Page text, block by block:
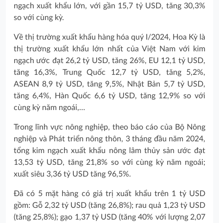
ngạch xuất khẩu lớn, với gần 15,7 tỷ USD, tăng 30,3%
so với cùng kỳ.
Về thị trường xuất khẩu hàng hóa quý I/2024, Hoa Kỳ là
thị trường xuất khẩu lớn nhất của Việt Nam với kim
ngạch ước đạt 26,2 tỷ USD, tăng 26%, EU 12,1 tỷ USD,
tăng 16,3%, Trung Quốc 12,7 tỷ USD, tăng 5,2%,
ASEAN 8,9 tỷ USD, tăng 9,5%, Nhật Bản 5,7 tỷ USD,
tăng 6,4%, Hàn Quốc 6,6 tỷ USD, tăng 12,9% so với
cùng kỳ năm ngoái,…
Trong lĩnh vực nông nghiệp, theo báo cáo của Bộ Nông
nghiệp và Phát triển nông thôn, 3 tháng đầu năm 2024,
tổng kim ngạch xuất khẩu nông lâm thủy sản ước đạt
13,53 tỷ USD, tăng 21,8% so với cùng kỳ năm ngoái;
xuất siêu 3,36 tỷ USD tăng 96,5%.
Đã có 5 mặt hàng có giá trị xuất khẩu trên 1 tỷ USD
gồm: Gỗ 2,32 tỷ USD (tăng 26,8%); rau quả 1,23 tỷ USD
(tăng 25,8%); gạo 1,37 tỷ USD (tăng 40% với lượng 2,07